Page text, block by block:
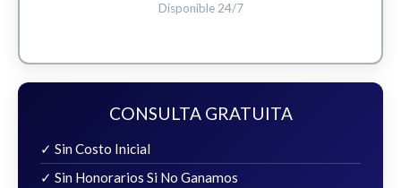
Disponible 24/7
CONSULTA GRATUITA
✓ Sin Costo Inicial
✓ Sin Honorarios Si No Ganamos